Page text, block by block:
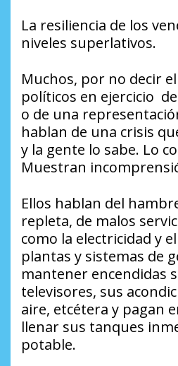
La resiliencia de los
niveles superlativos.
Muchos, por no decir
políticos en ejercicio
o de una
hablan de una crisis
y la gente lo sabe. Lo
Muestran
Ellos hablan del
repleta, de malos
como la electricidad y
plantas y sistemas de
mantener encendidas
televisores, sus
aire, etcétera y pagan
llenar sus tanques
potable.